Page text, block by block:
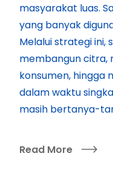
masyarakat luas.
yang banyak
Melalui strategi ini,
membangun citra,
konsumen, hingga
dalam waktu
masih bertanya-
Read More